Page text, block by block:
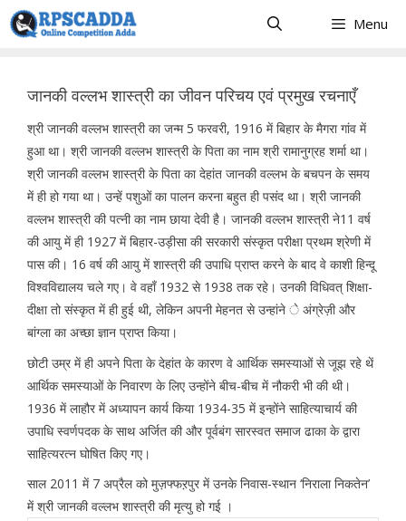
Skip
to
Menu
जानकी वल्लभ शास्त्री का जीवन परिचय एवं प्रमुख रचनाएँ
श्री जानकी वल्लभ शास्त्री का जन्म 5 फरवरी, 1916 में बिहार के मैगरा गांव में
हुआ था। श्री जानकी वल्लभ शास्त्री के पिता का नाम श्री रामानुग्रह शर्मा था।
श्री जानकी वल्लभ शास्त्री के पिता का देहांत जानकी वल्लभ के बचपन के समय
में ही हो गया था। उन्हें पशुओं का पालन करना बहुत ही पसंद था। श्री जानकी
वल्लभ शास्त्री की पत्नी का नाम छाया देवी है। जानकी वल्लभ शास्त्री ने11 वर्ष
की आयु में ही 1927 में बिहार-उड़ीसा की सरकारी संस्कृत परीक्षा प्रथम श्रेणी में
पास की। 16 वर्ष की आयु में शास्त्री की उपाधि प्राप्त करने के बाद वे काशी हिन्दू
विश्वविद्यालय चले गए। वे वहाँ 1932 से 1938 तक रहे। उनकी विधिवत् शिक्षा-
दीक्षा तो संस्कृत में ही हुई थी, लेकिन अपनी मेहनत से उन्हांने े अंग्रेज़ी और
बांग्ला का अच्छा ज्ञान प्राप्त किया।
छोटी उम्र में ही अपने पिता के देहांत के कारण वे आर्थिक समस्याओं से जूझ रहे थें
आर्थिक समस्याओं के निवारण के लिए उन्होंने बीच-बीच में नौकरी भी की थी।
1936 में लाहौर में अध्यापन कार्य किया 1934-35 में इन्होंने साहित्याचार्य की
उपाधि स्वर्णपदक के साथ अर्जित की और पूर्वबंग सारस्वत समाज ढाका के द्वारा
साहित्यरत्न घोषित किए गए।
साल 2011 में 7 अप्रैल को मुज़फ्फऱपुर में उनके निवास-स्थान ‘निराला निकतेन’
में श्री जानकी वल्लभ शास्त्री की मृत्यु हो गई ।